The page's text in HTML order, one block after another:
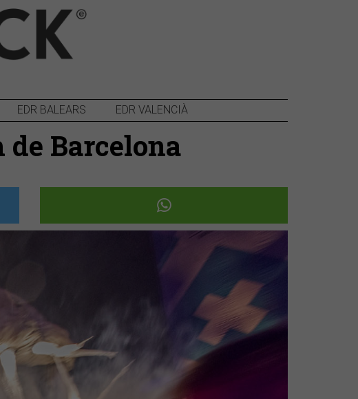
EDR BALEARS EDR VALENCIÀ
Barcelona